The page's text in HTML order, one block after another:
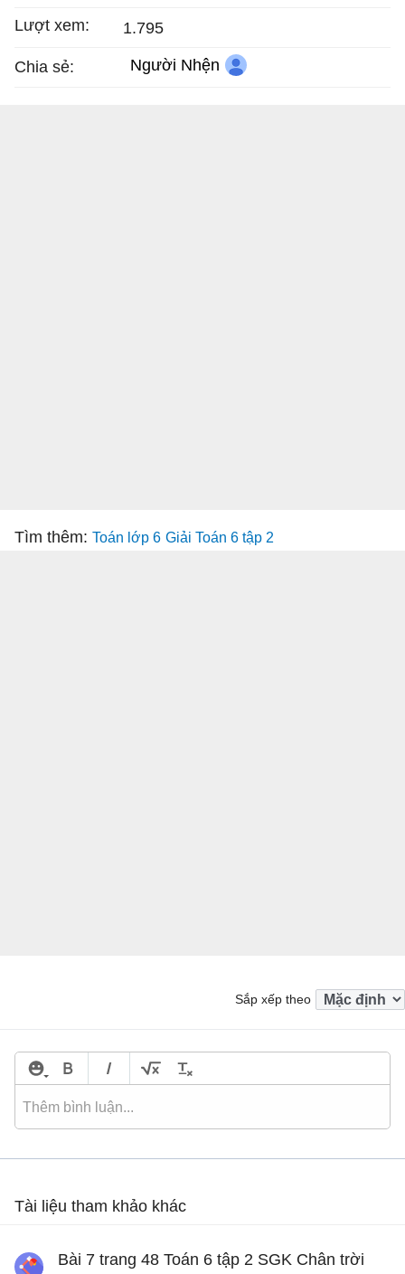
Lượt xem: 1.795
Chia sẻ: Người Nhện
Tìm thêm: Toán lớp 6 Giải Toán 6 tập 2
Sắp xếp theo
Tài liệu tham khảo khác
Bài 7 trang 48 Toán 6 tập 2 SGK Chân trời